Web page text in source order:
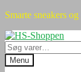
Smarte sneakers
Spring
til
navigation
Spring
til
indhold
Søg
efter:
Menu